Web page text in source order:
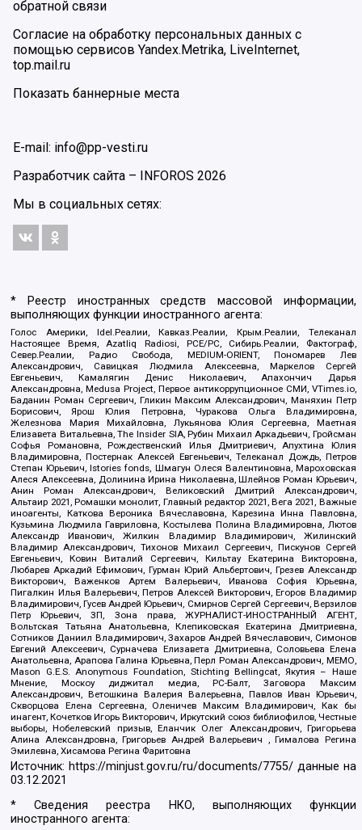
обратной связи
Согласие на обработку персональных данных с
помощью сервисов Yandex.Metrika, LiveInternet,
top.mail.ru
Показать баннерные места
E-mail: info@pp-vesti.ru
Разработчик сайта –
INFOROS 2026
Мы в социальных сетях:
* Реестр иностранных средств массовой информации,
выполняющих функции иностранного агента:
Голос Америки, Idel.Реалии, Кавказ.Реалии, Крым.Реалии, Телеканал
Настоящее Время, Azatliq Radiosi, PCE/PC, Сибирь.Реалии, Фактограф,
Север.Реалии, Радио Свобода, MEDIUM-ORIENT, Пономарев Лев
Александрович, Савицкая Людмила Алексеевна, Маркелов Сергей
Евгеньевич, Камалягин Денис Николаевич, Апахончич Дарья
Александровна, Medusa Project, Первое антикоррупционное СМИ, VTimes.io,
Баданин Роман Сергеевич, Гликин Максим Александрович, Маняхин Петр
Борисович, Ярош Юлия Петровна, Чуракова Ольга Владимировна,
Железнова Мария Михайловна, Лукьянова Юлия Сергеевна, Маетная
Елизавета Витальевна, The Insider SIA, Рубин Михаил Аркадьевич, Гройсман
Софья Романовна, Рождественский Илья Дмитриевич, Апухтина Юлия
Владимировна, Постернак Алексей Евгеньевич, Телеканал Дождь, Петров
Степан Юрьевич, Istories fonds, Шмагун Олеся Валентиновна, Мароховская
Алеся Алексеевна, Долинина Ирина Николаевна, Шлейнов Роман Юрьевич,
Анин Роман Александрович, Великовский Дмитрий Александрович,
Альтаир 2021, Ромашки монолит, Главный редактор 2021, Вега 2021, Важные
иноагенты, Каткова Вероника Вячеславовна, Карезина Инна Павловна,
Кузьмина Людмила Гавриловна, Костылева Полина Владимировна, Лютов
Александр Иванович, Жилкин Владимир Владимирович, Жилинский
Владимир Александрович, Тихонов Михаил Сергеевич, Пискунов Сергей
Евгеньевич, Ковин Виталий Сергеевич, Кильтау Екатерина Викторовна,
Любарев Аркадий Ефимович, Гурман Юрий Альбертович, Грезев Александр
Викторович, Важенков Артем Валерьевич, Иванова София Юрьевна,
Пигалкин Илья Валерьевич, Петров Алексей Викторович, Егоров Владимир
Владимирович, Гусев Андрей Юрьевич, Смирнов Сергей Сергеевич, Верзилов
Петр Юрьевич, ЗП, Зона права, ЖУРНАЛИСТ-ИНОСТРАННЫЙ АГЕНТ,
Вольтская Татьяна Анатольевна, Клепиковская Екатерина Дмитриевна,
Сотников Даниил Владимирович, Захаров Андрей Вячеславович, Симонов
Евгений Алексеевич, Сурначева Елизавета Дмитриевна, Соловьева Елена
Анатольевна, Арапова Галина Юрьевна, Перл Роман Александрович, МЕМО,
Mason G.E.S. Anonymous Foundation, Stichting Bellingcat, Якутия – Наше
Мнение, Москоу диджитал медиа, РС-Балт, Заговора Максим
Александрович, Ветошкина Валерия Валерьевна, Павлов Иван Юрьевич,
Скворцова Елена Сергеевна, Оленичев Максим Владимирович, Как бы
инагент, Кочетков Игорь Викторович, Иркутский союз библиофилов, Честные
выборы, Нобелевский призыв, Еланчик Олег Александрович, Григорьева
Алина Александровна, Григорьев Андрей Валерьевич , Гималова Регина
Эмилевна, Хисамова Регина Фаритовна
Источник: https://minjust.gov.ru/ru/documents/7755/ данные на
03.12.2021
* Сведения реестра НКО, выполняющих функции
иностранного агента: